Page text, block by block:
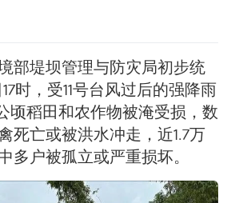
部堤坝管理与防灾局初步统
时，受11号台风过后的强降雨
顷稻田和农作物被淹受损，数
死亡或被洪水冲走，近1.7万
多户被孤立或严重损坏。